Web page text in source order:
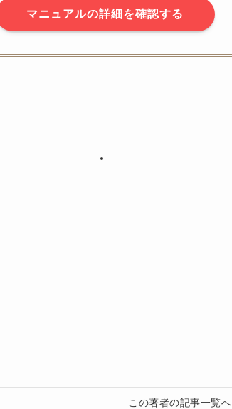
マニュアルの詳細を確認する
この著者の記事一覧へ